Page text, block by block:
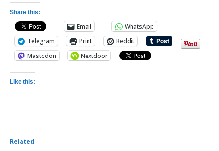
Share this:
Email
WhatsApp
Telegram
Print
Reddit
Mastodon
Nextdoor
Like this:
Related